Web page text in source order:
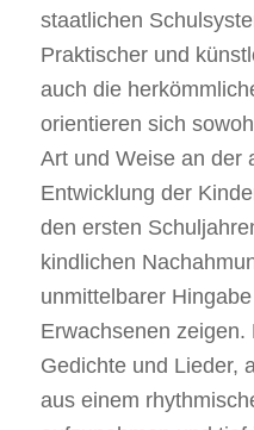
staatlichen
Praktischer und
auch die
orientieren sich
Art und Weise an der
Entwicklung der
den ersten
kindlichen
unmittelbarer
Erwachsenen
Gedichte und Lieder,
aus einem